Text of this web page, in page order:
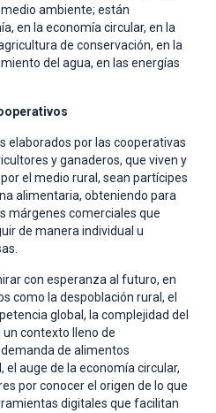
ambiente; están
en la economía circular, en la
de conservación, en la
del agua, en las energías
elaborados por las cooperativas
y ganaderos, que viven y
el medio rural, sean partícipes
alimentaria, obteniendo para
márgenes comerciales que
de manera individual u
con esperanza al futuro, en
como la despoblación rural, el
global, la complejidad del
contexto lleno de
de alimentos
auge de la economía circular,
por conocer el origen de lo que
digitales que facilitan